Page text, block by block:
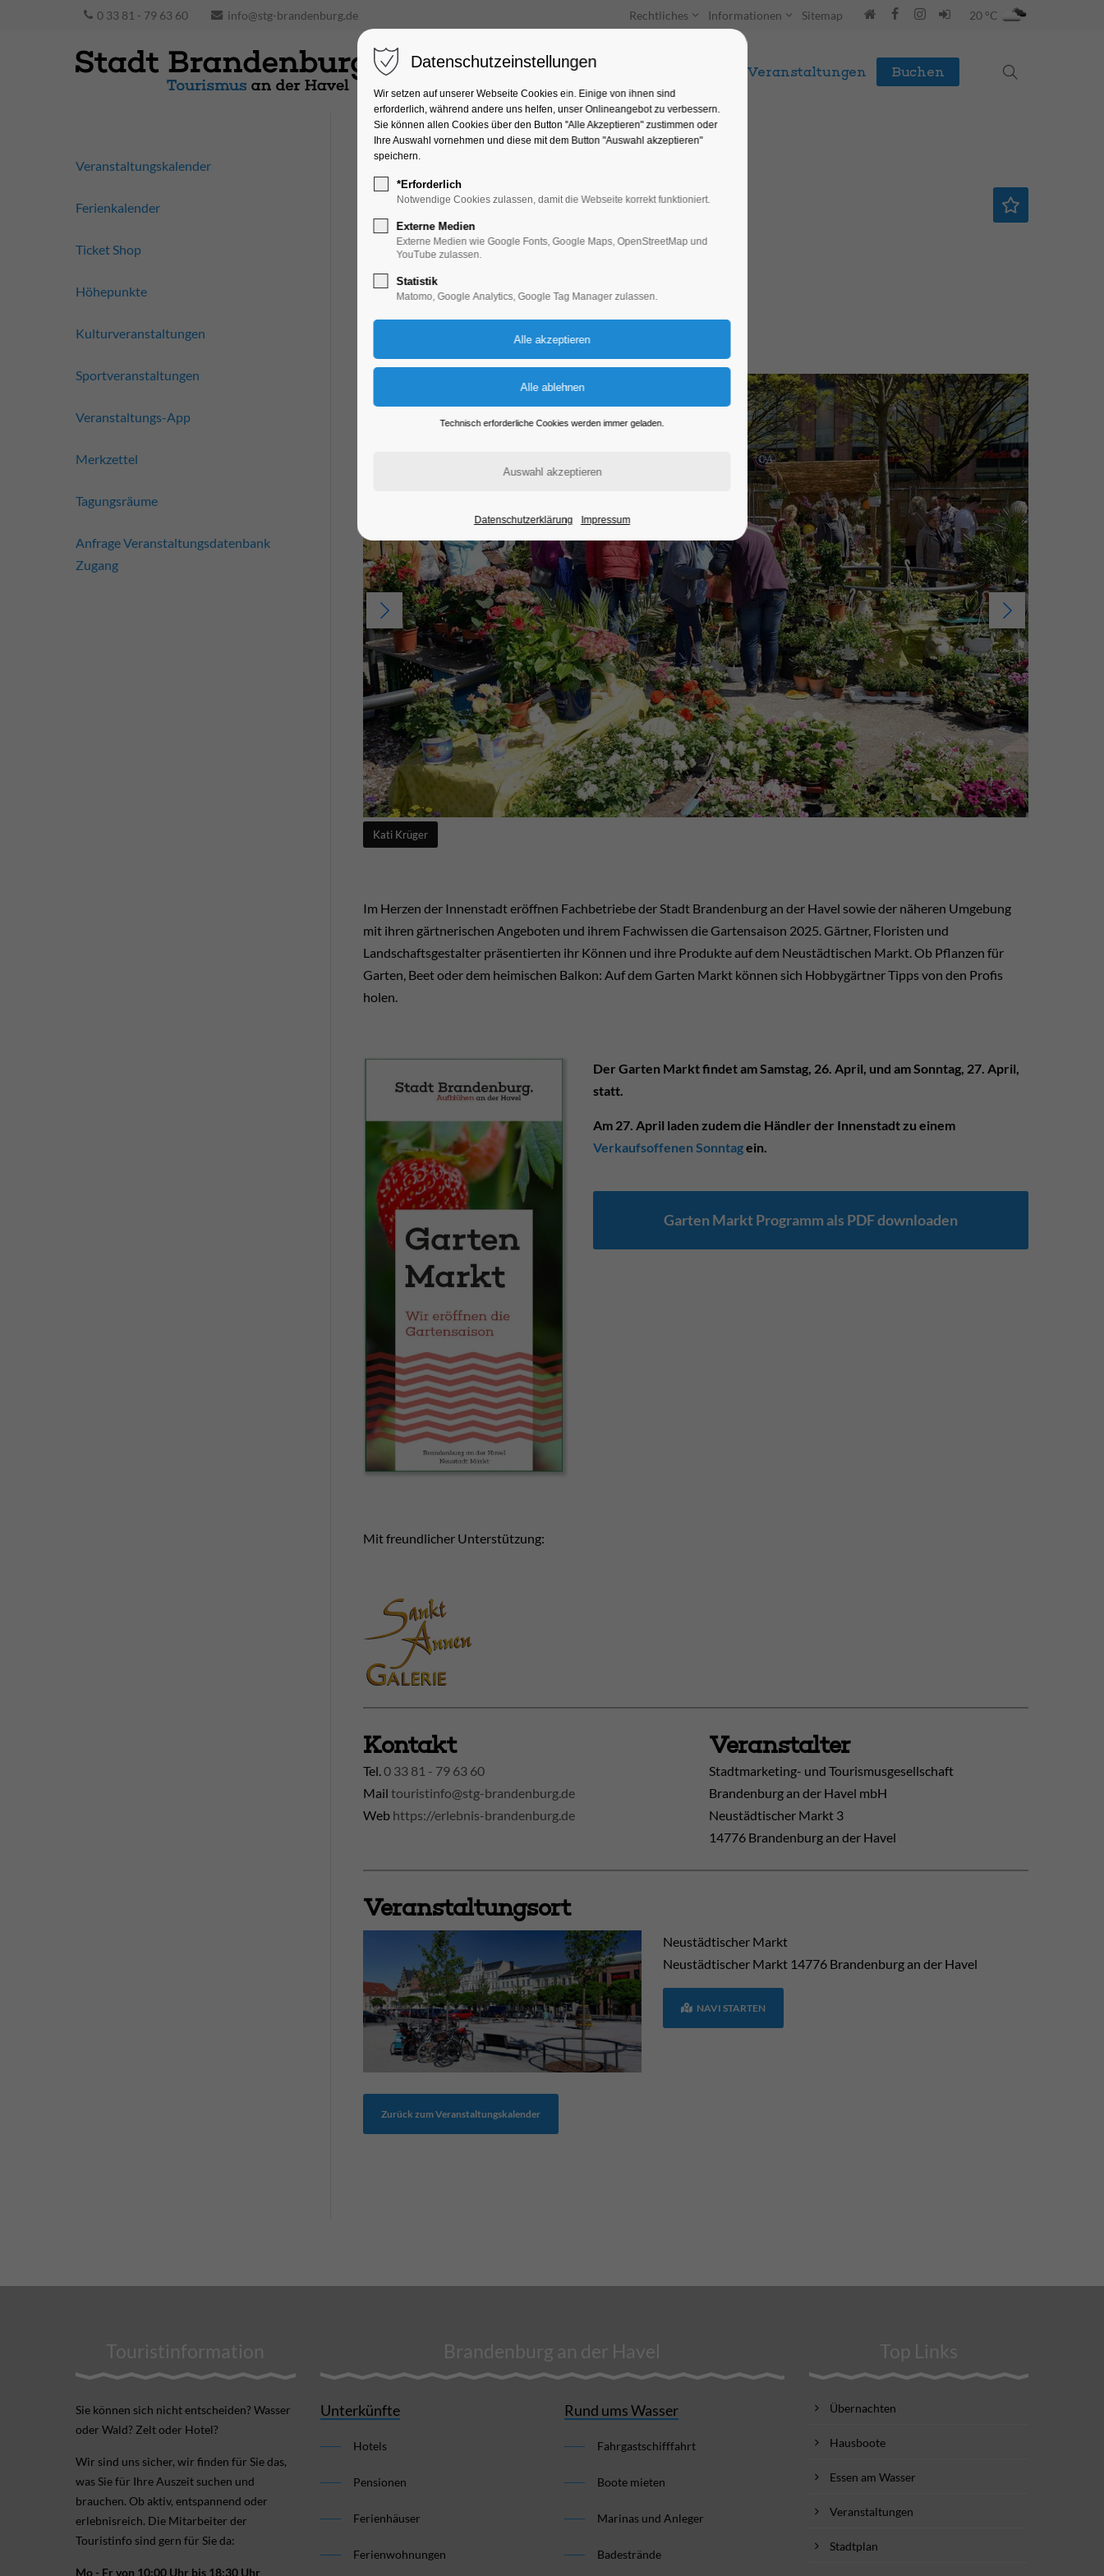
0 33 81 - 79 63 60 info@stg-brandenburg.de Rechtliches Informationen Sitemap 20 °C
Unterkünfte Entdecken & Erleben Veranstaltungen Buchen
Garten Markt
Highlight, Markt
27.04.2025, 09:00–18:00
Kati Krüger
Kati Krüger
Im Herzen der Innenstadt eröffnen Fachbetriebe der Stadt Brandenburg an der Havel sowie der näheren Umgebung
mit ihren gärtnerischen Angeboten und ihrem Fachwissen die Gartensaison 2025. Gärtner, Floristen und
Landschaftsgestalter präsentierten ihr Können und ihre Produkte auf dem Neustädtischen Markt. Ob Pflanzen für
Garten, Beet oder dem heimischen Balkon: Auf dem Garten Markt können sich Hobbygärtner Tipps von den Profis
holen.
Der Garten Markt findet am Samstag, 26. April, und am Sonntag, 27. April
statt.
Am 27. April laden zudem die Händler der Innenstadt zu einem
Verkaufsoffenen Sonntagein.
Garten Markt Programm als PDF downloaden
Mit freundlicher Unterstützung:
Kontakt
Tel.0 33 81 - 79 63 60
Mail touristinfo@stg-brandenburg.de
Web https://erlebnis-brandenburg.de
Veranstalter
Stadtmarketing- und Tourismusgesellschaft
Brandenburg an der Havel mbH
Neustädtischer Markt 3
14776 Brandenburg an der Havel
Veranstaltungsort
Neustädtischer Markt
Neustädtischer Markt 14776 Brandenburg an der Havel
NAVI STARTEN
Zurück zum Veranstaltungskalender
Veranstaltungskalender
Ferienkalender
Ticket Shop
Höhepunkte
Kulturveranstaltungen
Sportveranstaltungen
Veranstaltungs-App
Merkzettel
Tagungsräume
Anfrage Veranstaltungsdatenbank
Zugang
Touristinformation
Sie können sich nicht ent­scheiden? Wasser
oder Wald? Zelt oder Hotel?
Wir sind uns sicher, wir finden für Sie das,
was Sie für Ihre Aus­zeit suchen und
brauchen. Ob aktiv, ent­spannend oder
erlebnis­reich. Die Mitarbeiter der
Touristinfo sind gern für Sie da:
Mo - Fr von 10:00 Uhr bis 18:30 Uhr
Brandenburg an der Havel
Unterkünfte
Hotels
Pensionen
Ferienhäuser
Ferienwohnungen
Rund ums Wasser
Fahrgastschifffahrt
Boote mieten
Marinas und Anleger
Badestrände
Top Links
Übernachten
Hausboote
Essen am Wasser
Veranstaltungen
Stadtplan
Datenschutzeinstellungen
Wir setzen auf unserer Webseite Cookies ein. Einige von ihnen sind
erforderlich, während andere uns helfen, unser Onlineangebot zu verbessern.
Sie können allen Cookies über den Button "Alle Akzeptieren" zustimmen oder
Ihre Auswahl vornehmen und diese mit dem Button "Auswahl akzeptieren"
speichern.
*Erforderlich
Notwendige Cookies zulassen, damit die Webseite korrekt funktioniert.
Externe Medien
Externe Medien wie Google Fonts, Google Maps, OpenStreetMap und
YouTube zulassen.
Statistik
Matomo, Google Analytics, Google Tag Manager zulassen.
Technisch erforderliche Cookies werden immer geladen.
Datenschutzerklärung Impressum